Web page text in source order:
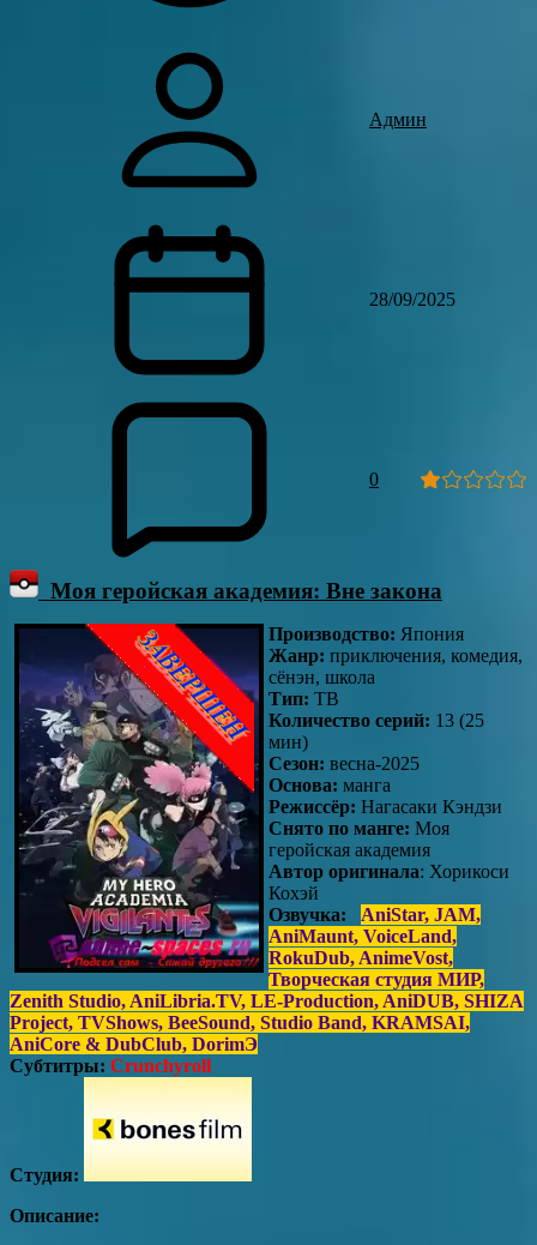
Админ
28/09/2025
0
Моя геройская академия: Вне закона
Производство: Япония
Жанр: приключения, комедия,
сёнэн, школа
Тип: ТВ
Количество серий: 13 (25
мин)
Сезон: весна-2025
Основа: манга
Режиссёр: Нагасаки Кэндзи
Снято по манге: Моя
геройская академия
Автор оригинала: Хорикоси
Кохэй
Озвучка: AniStar, JAM,
AniMaunt, VoiceLand,
RokuDub, AnimeVost,
Творческая студия МИР,
Zenith Studio, AniLibria.TV, LE-Production, AniDUB​​​​​​​, SHIZA
Project​​​​​​​, TVShows​​​​​​​, BeeSound​​​​​​​, Studio Band​​​​​​​, KRAMSAI​​​​​​​,
AniCore & DubClub​​​​​​​, DorimЭ
Субтитры: Crunchyroll
Студия:
Описание: